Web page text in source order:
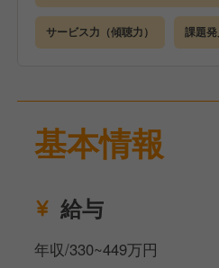
【接客】
ご注文を聞く、商品を運ぶ
【店舗運営】
注、
ント業務を行っていただきま
サービス力（傾聴力） 課題
基本情報
給与
年収/330~449万円